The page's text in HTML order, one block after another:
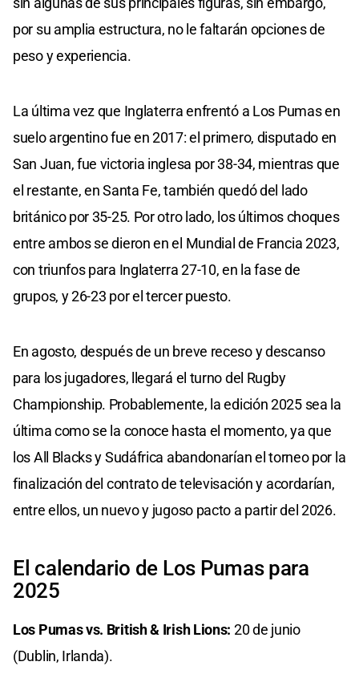
por su amplia estructura, no le faltarán opciones de
peso y experiencia.
La última vez que Inglaterra enfrentó a Los Pumas en
suelo argentino fue en 2017: el primero, disputado en
San Juan, fue victoria inglesa por 38-34, mientras que
el restante, en Santa Fe, también quedó del lado
británico por 35-25. Por otro lado, los últimos choques
entre ambos se dieron en el Mundial de Francia 2023,
con triunfos para Inglaterra 27-10, en la fase de
grupos, y 26-23 por el tercer puesto.
En agosto, después de un breve receso y descanso
para los jugadores, llegará el turno del Rugby
Championship. Probablemente, la edición 2025 sea la
última como se la conoce hasta el momento, ya que
los All Blacks y Sudáfrica abandonarían el torneo por la
finalización del contrato de televisación y acordarían,
entre ellos, un nuevo y jugoso pacto a partir del 2026.
El calendario de Los Pumas para
2025
Los Pumas vs. British & Irish Lions: 20 de junio
(Dublin, Irlanda).